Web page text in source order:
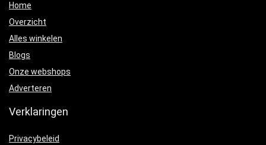
Home
Overzicht
Alles winkelen
Blogs
Onze webshops
Adverteren
Verklaringen
Privacybeleid